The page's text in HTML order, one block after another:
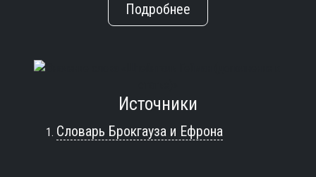
Подробнее
Источники
Словарь Брокгауза и Ефрона